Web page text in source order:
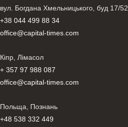
вул. Богдана Хмельницького, буд 17/52
+38 044 499 88 34
office@capital-times.com
Кіпр, Лімасол
+ 357 97 988 087
office@capital-times.com
Польща, Познань
+48 538 332 449